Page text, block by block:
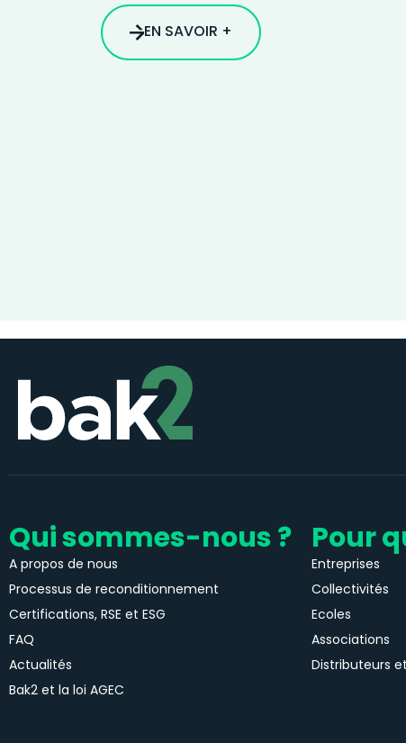
EN SAVOIR +
Qui sommes-nous ?
A propos de nous
Processus de reconditionnement
Certifications, RSE et ESG
FAQ
Actualités
Bak2 et la loi AGEC
Pour
Entreprises
Collectivités
Ecoles
Associations
Distributeurs et